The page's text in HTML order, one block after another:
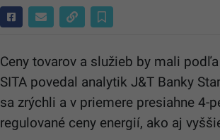
Ceny tovarov a služieb by mali
SITA povedal analytik J&T Banky
sa zrýchli a v priemere presiahne 4-
regulované ceny energií, ako aj